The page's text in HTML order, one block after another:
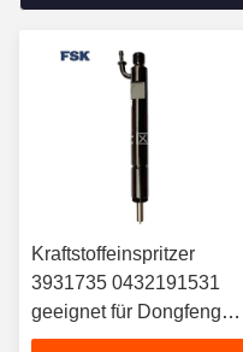
Kraftstoffeinspritzer
3931735 0432191531
geeignet für Dongfeng
Cummins 6CT8 FSK